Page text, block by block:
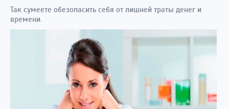
Так сумеете обезопасить себя от лишней траты денег и
времени.